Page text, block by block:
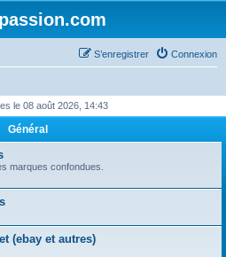
Connexion
S’enregistrer
le 08 août 2026, 14:43
Général
marques confondues.
(ebay et autres)